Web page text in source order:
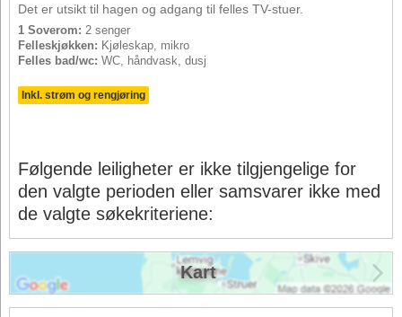
1 Soverom: 2 senger
Felleskjøkken: Kjøleskap, mikro
Felles bad/wc: WC, håndvask, dusj
Det er utsikt til hagen og adgang til felles TV-stuer.
Inkl. strøm og rengjøring
Følgende leiligheter er ikke tilgjengelige for
den valgte perioden eller samsvarer ikke med
de valgte søkekriteriene:
Kart